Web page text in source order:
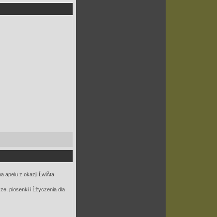
apelu z okazji ĹwiÄta
piosenki i Ĺźyczenia dla